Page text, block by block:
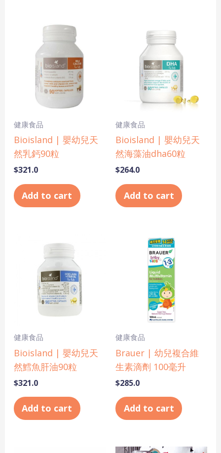
健康食品
Bioisland | 嬰幼兒天
然乳鈣90粒
$321.0
Add to cart
健康食品
Bioisland | 嬰幼兒天
然海藻油dha60粒
$264.0
Add to cart
健康食品
Bioisland | 嬰幼兒天
然鱈魚肝油90粒
$321.0
Add to cart
健康食品
Brauer | 幼兒複合維
生素滴劑 100毫升
$285.0
Add to cart